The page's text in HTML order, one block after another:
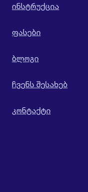
ინსტრუქცია
ფასები
ბლოგი
ჩვენს შესახებ
კონტაქტი